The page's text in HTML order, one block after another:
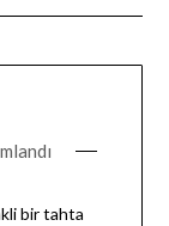
bir tahta